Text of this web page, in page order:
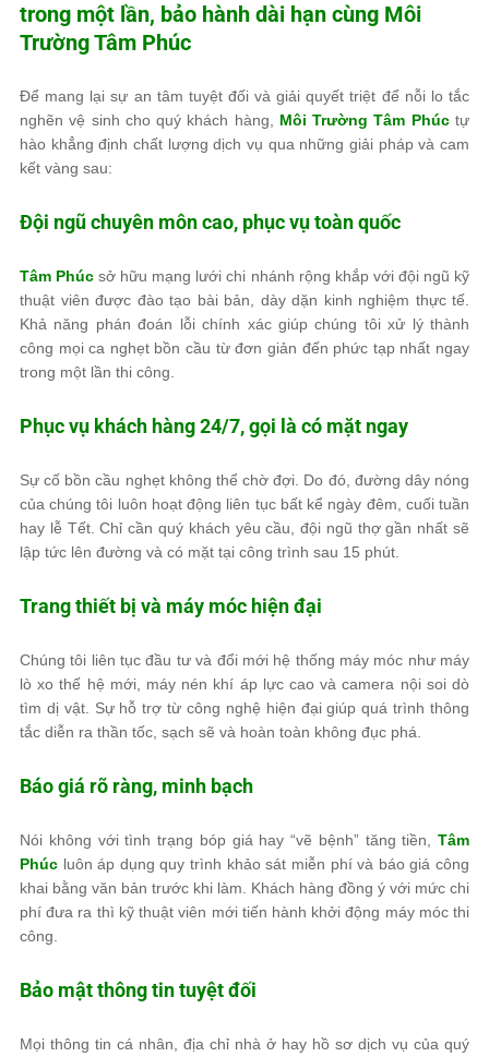
trong một lần, bảo hành dài hạn cùng Môi
Trường Tâm Phúc
Để mang lại sự an tâm tuyệt đối và giải quyết triệt để nỗi lo tắc
nghẽn vệ sinh cho quý khách hàng, Môi Trường Tâm Phúctự
hào khẳng định chất lượng dịch vụ qua những giải pháp và cam
kết vàng sau:
Đội ngũ chuyên môn cao, phục vụ toàn quốc
Tâm Phúc sở hữu mạng lưới chi nhánh rộng khắp với đội ngũ kỹ
thuật viên được đào tạo bài bản, dày dặn kinh nghiệm thực tế.
Khả năng phán đoán lỗi chính xác giúp chúng tôi xử lý thành
công mọi ca nghẹt bồn cầu từ đơn giản đến phức tạp nhất ngay
trong một lần thi công.
Phục vụ khách hàng 24/7, gọi là có mặt ngay
Sự cố bồn cầu nghẹt không thể chờ đợi. Do đó, đường dây nóng
của chúng tôi luôn hoạt động liên tục bất kể ngày đêm, cuối tuần
hay lễ Tết. Chỉ cần quý khách yêu cầu, đội ngũ thợ gần nhất sẽ
lập tức lên đường và có mặt tại công trình sau 15 phút.
Trang thiết bị và máy móc hiện đại
Chúng tôi liên tục đầu tư và đổi mới hệ thống máy móc như máy
lò xo thế hệ mới, máy nén khí áp lực cao và camera nội soi dò
tìm dị vật. Sự hỗ trợ từ công nghệ hiện đại giúp quá trình thông
tắc diễn ra thần tốc, sạch sẽ và hoàn toàn không đục phá.
Báo giá rõ ràng, minh bạch
Nói không với tình trạng bóp giá hay “vẽ bệnh” tăng tiền, Tâm
Phúc luôn áp dụng quy trình khảo sát miễn phí và báo giá công
khai bằng văn bản trước khi làm. Khách hàng đồng ý với mức chi
phí đưa ra thì kỹ thuật viên mới tiến hành khởi động máy móc thi
công.
Bảo mật thông tin tuyệt đối
Mọi thông tin cá nhân, địa chỉ nhà ở hay hồ sơ dịch vụ của quý